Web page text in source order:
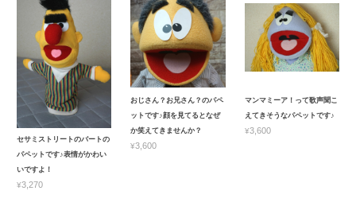
セサミストリートのバートの
パペットです♪表情がかわい
いですよ！
¥3,270
おじさん？お兄さん？のパペ
ットです♪顔を見てるとなぜ
か笑えてきませんか？
¥3,600
マンマミーア！って歌声聞こ
えてきそうなパペットです♪
¥3,600